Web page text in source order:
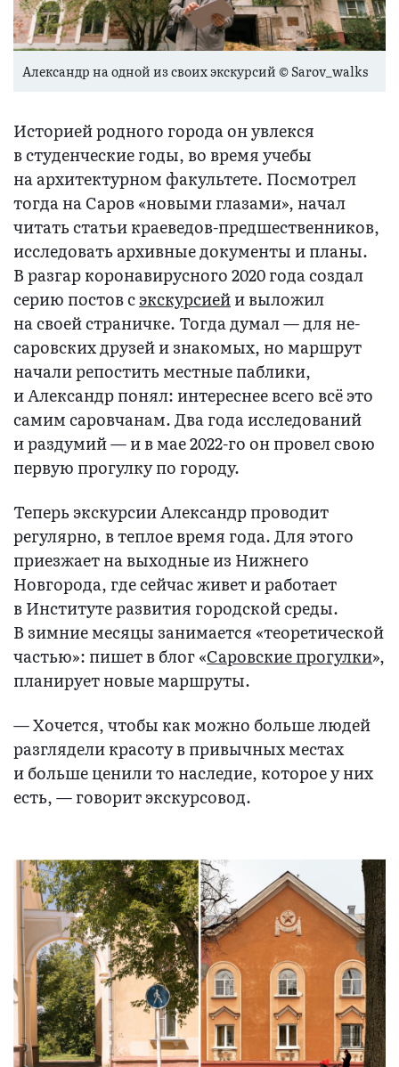
Александр на одной из своих экскурсий © Sarov_walks
Историей родного города он увлекся
в студенческие годы, во время учебы
на архитектурном факультете. Посмотрел
тогда на Саров «новыми глазами», начал
читать статьи краеведов-предшественников,
исследовать архивные документы и планы.
В разгар коронавирусного 2020 года создал
серию постов сэкскурсиейи выложил
на своей страничке. Тогда думал — для не-
саровских друзей и знакомых, но маршрут
начали репостить местные паблики,
и Александр понял: интереснее всего всё это
самим саровчанам. Два года исследований
и раздумий — и в мае 2022-го он провел свою
первую прогулку по городу.
Теперь экскурсии Александр проводит
регулярно, в теплое время года. Для этого
приезжает на выходные из Нижнего
Новгорода, где сейчас живет и работает
в Институте развития городской среды.
В зимние месяцы занимается «теоретической
частью»: пишет в блог «Саровские прогулки»,
планирует новые маршруты.
— Хочется, чтобы как можно больше людей
разглядели красоту в привычных местах
и больше ценили то наследие, которое у них
есть, — говорит экскурсовод.